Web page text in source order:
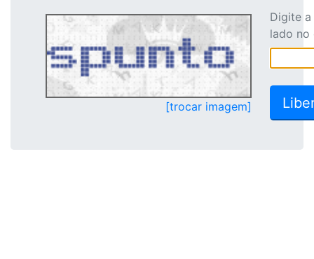
[trocar imagem]
Digite
lado no